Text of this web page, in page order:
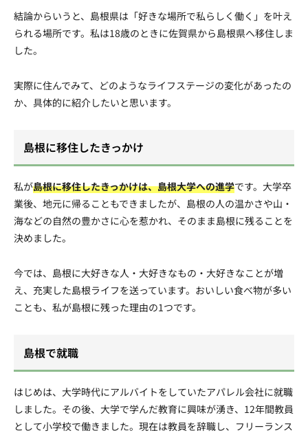
結論からいうと、島根県は「好きな場所で私らしく働く」を叶え
られる場所です。私は18歳のときに佐賀県から島根県へ移住しま
した。
実際に住んでみて、どのようなライフステージの変化があったの
か、具体的に紹介したいと思います。
島根に移住したきっかけ
私が島根に移住したきっかけは、島根大学への進学です。大学卒
業後、地元に帰ることもできましたが、島根の人の温かさや山・
海などの自然の豊かさに心を惹かれ、そのまま島根に残ることを
決めました。
今では、島根に大好きな人・大好きなもの・大好きなことが増
え、充実した島根ライフを送っています。おいしい食べ物が多い
ことも、私が島根に残った理由の1つです。
島根で就職
はじめは、大学時代にアルバイトをしていたアパレル会社に就職
しました。その後、大学で学んだ教育に興味が湧き、12年間教員
として小学校で働きました。現在は教員を辞職し、フリーランス